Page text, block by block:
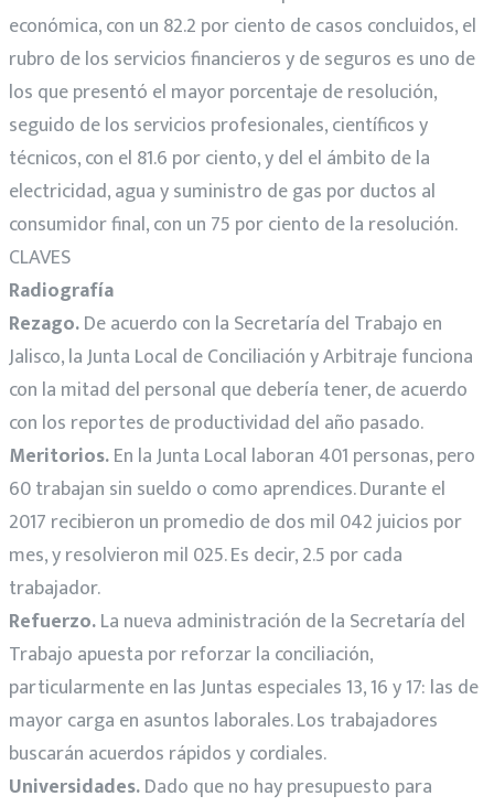
económica, con un 82.2 por ciento de casos concluidos, el
rubro de los servicios financieros y de seguros es uno de
los que presentó el mayor porcentaje de resolución,
seguido de los servicios profesionales, científicos y
técnicos, con el 81.6 por ciento, y del el ámbito de la
electricidad, agua y suministro de gas por ductos al
consumidor final, con un 75 por ciento de la resolución.
CLAVES
Radiografía
Rezago.De acuerdo con la Secretaría del Trabajo en
Jalisco, la Junta Local de Conciliación y Arbitraje funciona
con la mitad del personal que debería tener, de acuerdo
con los reportes de productividad del año pasado.
Meritorios.En la Junta Local laboran 401 personas, pero
60 trabajan sin sueldo o como aprendices. Durante el
2017 recibieron un promedio de dos mil 042 juicios por
mes, y resolvieron mil 025. Es decir, 2.5 por cada
trabajador.
Refuerzo.La nueva administración de la Secretaría del
Trabajo apuesta por reforzar la conciliación,
particularmente en las Juntas especiales 13, 16 y 17: las de
mayor carga en asuntos laborales. Los trabajadores
buscarán acuerdos rápidos y cordiales.
Universidades.Dado que no hay presupuesto para